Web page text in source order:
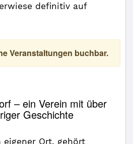
definitiv auf
Veranstaltungen buchbar.
– ein Verein mit über
Geschichte
eigener Ort, gehört